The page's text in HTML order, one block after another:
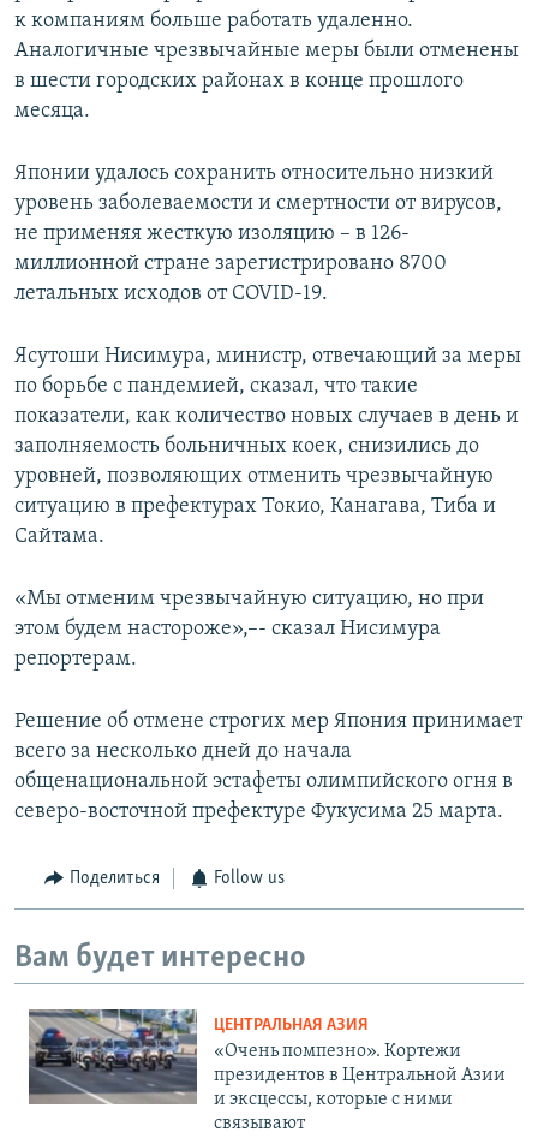
к компаниям больше работать удаленно.
Аналогичные чрезвычайные меры были отменены
в шести городских районах в конце прошлого
месяца.
Японии удалось сохранить относительно низкий
уровень заболеваемости и смертности от вирусов,
не применяя жесткую изоляцию – в 126-
миллионной стране зарегистрировано 8700
летальных исходов от COVID-19.
Ясутоши Нисимура, министр, отвечающий за меры
по борьбе с пандемией, сказал, что такие
показатели, как количество новых случаев в день и
заполняемость больничных коек, снизились до
уровней, позволяющих отменить чрезвычайную
ситуацию в префектурах Токио, Канагава, Тиба и
Сайтама.
«Мы отменим чрезвычайную ситуацию, но при
этом будем настороже»,–- сказал Нисимура
репортерам.
Решение об отмене строгих мер Япония принимает
всего за несколько дней до начала
общенациональной эстафеты олимпийского огня в
северо-восточной префектуре Фукусима 25 марта.
Поделиться Follow us
Вам будет интересно
ЦЕНТРАЛЬНАЯ АЗИЯ
«Очень помпезно». Кортежи
президентов в Центральной Азии
и эксцессы, которые с ними
связывают